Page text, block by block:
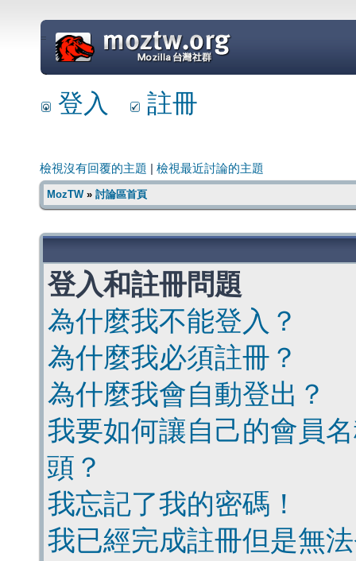
=
登入 註冊
檢視沒有回覆的主題 檢視最近討論的主題
MozTW» 討論區首頁
登入和註冊問題
為什麼我不能登入？
為什麼我必須註冊？
為什麼我會自動登出？
我要如何讓自己的會員
頭？
我忘記了我的密碼！
我已經完成註冊但是無